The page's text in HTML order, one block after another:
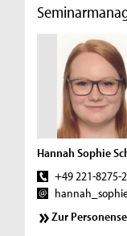
Hannah Sophie
+49 221-8275-
Zur